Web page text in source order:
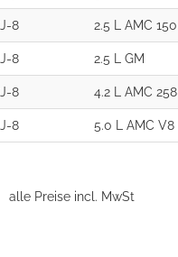
8 2.5 L AMC 150
8 2.5 L GM
8 4.2 L AMC 258
8 5.0 L AMC V8
alle Preise incl. MwSt